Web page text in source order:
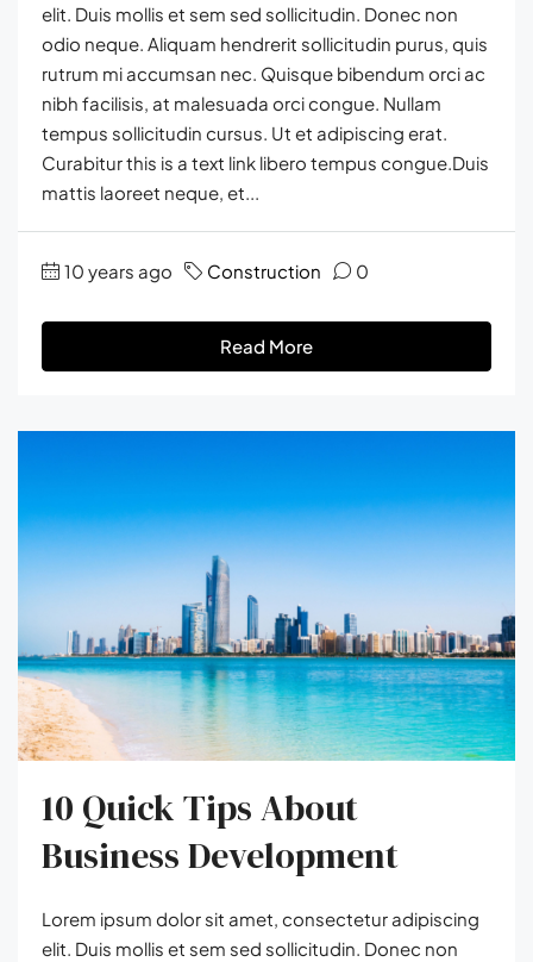
elit. Duis mollis et sem sed sollicitudin. Donec non
odio neque. Aliquam hendrerit sollicitudin purus, quis
rutrum mi accumsan nec. Quisque bibendum orci ac
nibh facilisis, at malesuada orci congue. Nullam
tempus sollicitudin cursus. Ut et adipiscing erat.
Curabitur this is a text link libero tempus congue.Duis
mattis laoreet neque, et...
10 years ago Construction 0
Read More
10 Quick Tips About
Business Development
Lorem ipsum dolor sit amet, consectetur adipiscing
elit. Duis mollis et sem sed sollicitudin. Donec non